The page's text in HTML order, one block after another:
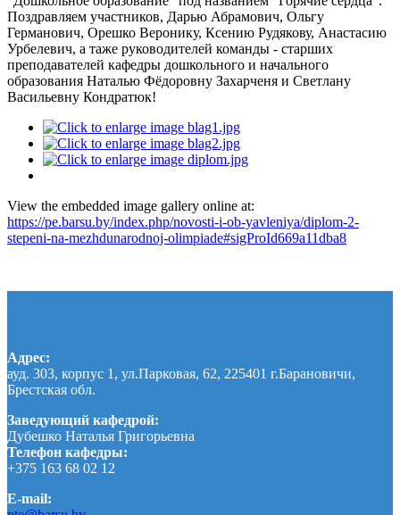
Поздравляем участников, Дарью Абрамович, Ольгу
Германович, Орешко Веронику, Ксению Рудякову, Анастасию
Урбелевич, а таже руководителей команды - старших
преподавателей кафедры дошкольного и начального
образования Наталью Фёдоровну Захарченя и Светлану
Васильевну Кондратюк!
View the embedded image gallery online at:
https://pe.barsu.by/index.php/novosti-i-ob-yavleniya/diplom-2-
stepeni-na-mezhdunarodnoj-olimpiade#sigProId669a11dba8
Адрес:
ауд. 303, корпус 1, ул.Парковая, 62, 225401 г.Барановичи,
Брестская обл.
Заведующий кафедрой:
Дубешко Наталья Григорьевна
Телефон кафедры:
+375 163 68 02 12
E-mail: